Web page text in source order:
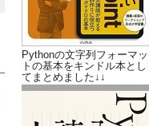
Pythonの文字列フォーマッ
トの基本をキンドル本とし
てまとめました↓↓